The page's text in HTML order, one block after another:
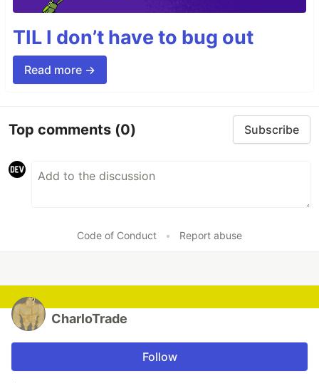
TIL I don’t have to bug out
Read more →
Top comments (0) Subscribe
Code of Conduct • Report abuse
CharloTrade
Follow